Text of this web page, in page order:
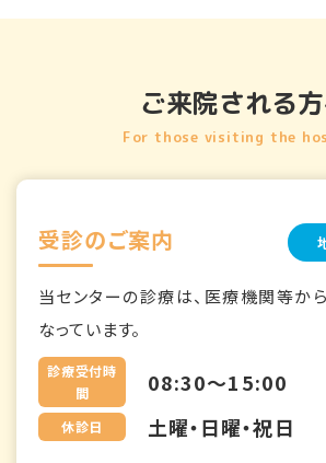
ご来院される
For those visiting the
受診のご案内
当センターの診療は、医療機関等か
なっています。
診療受付時
間
08:30～15:00
休診日 土曜・日曜・祝日